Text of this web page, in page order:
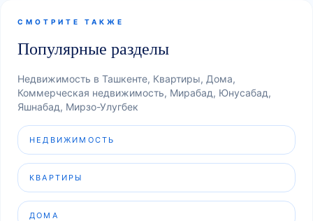
СМОТРИТЕ ТАКЖЕ
Популярные разделы
Недвижимость в Ташкенте, Квартиры, Дома,
Коммерческая недвижимость, Мирабад, Юнусабад,
Яшнабад, Мирзо-Улугбек
НЕДВИЖИМОСТЬ
КВАРТИРЫ
ДОМА